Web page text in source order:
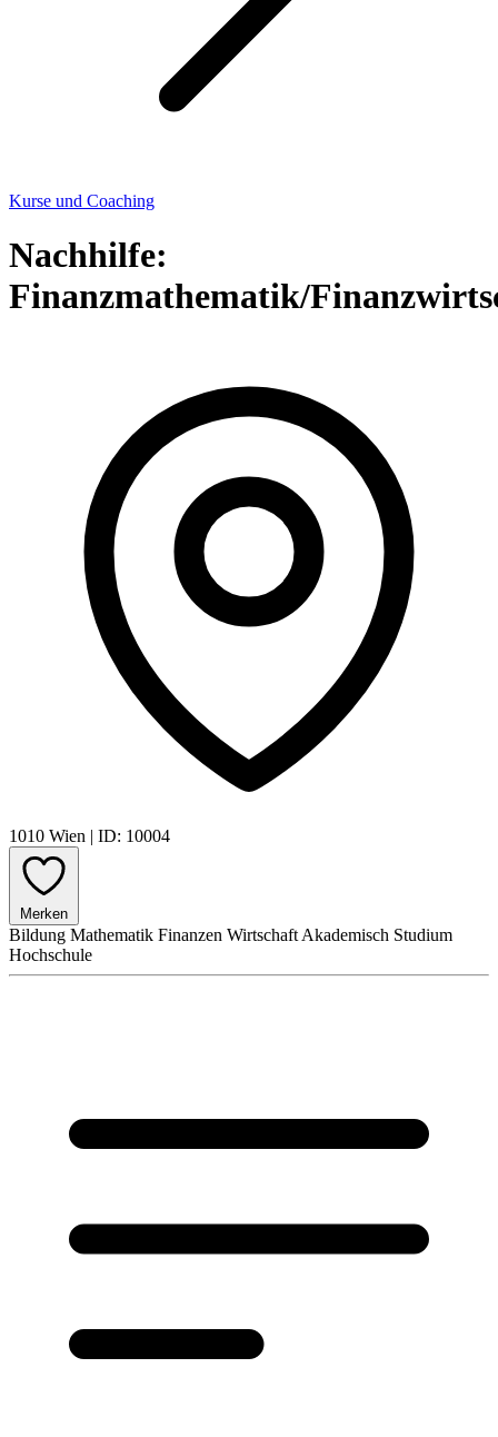
Kurse und Coaching
Nachhilfe:
Finanzmathematik/
1010 Wien | ID: 10004
Merken
Bildung Mathematik Finanzen Wirtschaft Akademisch Studium
Hochschule